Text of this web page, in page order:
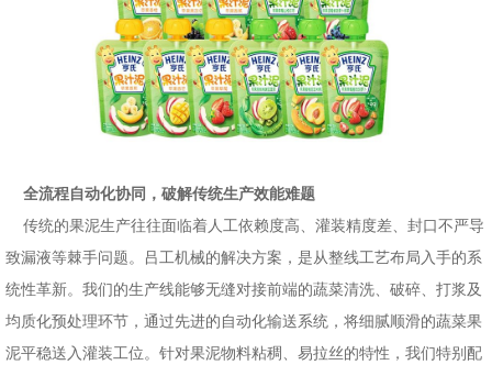
全流程自动化协同，破解传统生产效能难题
传统的果泥生产往往面临着人工依赖度高、灌装精度差、封口不严导
致漏液等棘手问题。吕工机械的解决方案，是从整线工艺布局入手的系
统性革新。我们的生产线能够无缝对接前端的蔬菜清洗、破碎、打浆及
均质化预处理环节，通过先进的自动化输送系统，将细腻顺滑的蔬菜果
泥平稳送入灌装工位。针对果泥物料粘稠、易拉丝的特性，我们特别配